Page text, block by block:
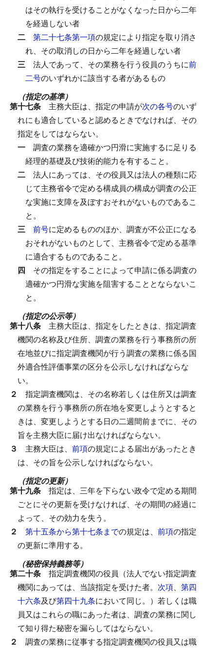
はその執行を受けることがなくなった日から二年
を経過しない者
二 第二十七条第一項の規定により指定を取り消さ
れ、その取消しの日から二年を経過しない者
三 法人であって、その業務を行う役員のうちに前
二号のいずれかに該当する者があるもの
（指定の基準）
第十七条 主務大臣は、指定の申請が次の各号のいず
れにも適合していると認めるときでなければ、その
指定をしてはならない。
一 調査の業務を適確かつ円滑に実施するに足りる
経理的基礎及び技術的能力を有すること。
二 法人にあっては、その役員又は法人の種類に応
じて主務省令で定める構成員の構成が調査の公正
な実施に支障を及ぼすおそれがないものであるこ
と。
三 前号に定めるもののほか、調査が不公正になる
おそれがないものとして、主務省令で定める基準
に適合するものであること。
四 その指定をすることによって申請に係る調査の
適確かつ円滑な実施を阻害することとならないこ
と。
（指定の公示等）
第十八条 主務大臣は、指定をしたときは、指定調査
機関の名称及び住所、調査の業務を行う事務所の所
在地並びに指定調査機関が行う調査の業務に係る国
外適合性評価事業の区分を公示しなければならな
い。
２ 指定調査機関は、その名称若しくは住所又は調査
の業務を行う事務所の所在地を変更しようとすると
きは、変更しようとする日の二週間前までに、その
旨を主務大臣に届け出なければならない。
３ 主務大臣は、 前項の規定による届出があったとき
は、その旨を公示しなければならない。
（指定の更新）
第十九条 指定は、三年を下らない政令で定める期間
ごとにその更新を受けなければ、その期間の経過に
よって、その効力を失う。
２ 第十五条から第十七条までの規定は、 前項の指定
の更新に準用する。
（秘密保持義務等）
第二十条 指定調査機関の役員（法人でない指定調査
機関にあっては、当該指定を受けた者。 次項、 第四
十六条及び第四十九条において同じ。）若しくは職
員又はこれらの職にあった者は、調査の業務に関し
て知り得た秘密を漏らしてはならない。
２ 調査の業務に従事する指定調査機関の役員又は職